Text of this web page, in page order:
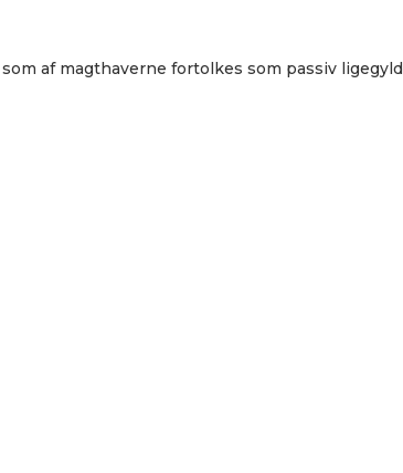
af magthaverne fortolkes som passiv